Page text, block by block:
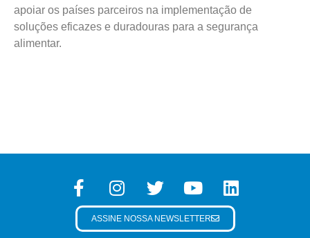
apoiar os países parceiros na implementação de
soluções eficazes e duradouras para a segurança
alimentar.
ASSINE NOSSA NEWSLETTER